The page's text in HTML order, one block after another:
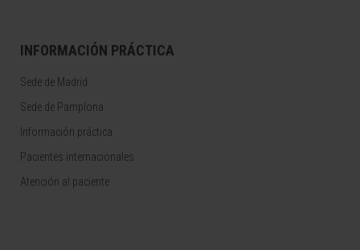
INFORMACIÓN PRÁCTICA
Sede de Madrid
Sede de Pamplona
Información práctica
Pacientes internacionales
Atención al paciente